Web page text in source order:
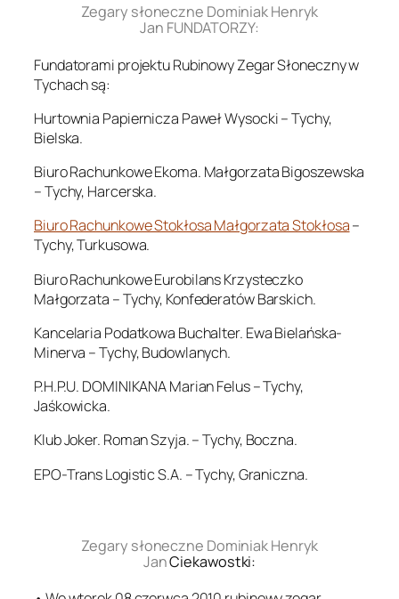
Zegary słoneczne Dominiak Henryk
Jan FUNDATORZY:
Fundatorami projektu Rubinowy Zegar Słoneczny w
Tychach są:
Hurtownia Papiernicza Paweł Wysocki – Tychy,
Bielska.
Biuro Rachunkowe Ekoma. Małgorzata Bigoszewska
– Tychy, Harcerska.
Biuro Rachunkowe Stokłosa Małgorzata Stokłosa–
Tychy, Turkusowa.
Biuro Rachunkowe Eurobilans Krzysteczko
Małgorzata – Tychy, Konfederatów Barskich.
Kancelaria Podatkowa Buchalter. Ewa Bielańska-
Minerva – Tychy, Budowlanych.
P.H.P.U. DOMINIKANA Marian Felus – Tychy,
Jaśkowicka.
Klub Joker. Roman Szyja. – Tychy, Boczna.
EPO-Trans Logistic S.A. – Tychy, Graniczna.
Zegary słoneczne Dominiak Henryk
JanCiekawostki: